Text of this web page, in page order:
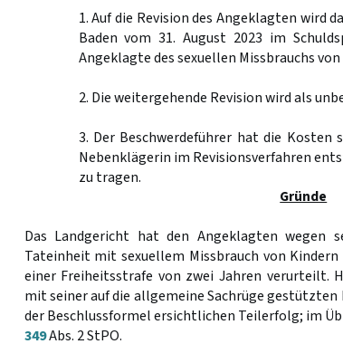
1. Auf die Revision des Angeklagten wird
Baden vom 31. August 2023 im
Angeklagte des sexuellen Missbrauchs
2. Die weitergehende Revision wird als
3. Der Beschwerdeführer hat die
Nebenklägerin im Revisionsverfahren
zu tragen.
Gründe
Das Landgericht hat den Angeklagten wegen
Tateinheit mit sexuellem Missbrauch von
einer Freiheitsstrafe von zwei Jahren verurteilt.
mit seiner auf die allgemeine Sachrüge
der Beschlussformel ersichtlichen Teilerfolg; im
349Abs. 2 StPO.